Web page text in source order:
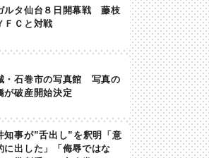
ルタ仙台８日開幕戦 藤枝
ＦＣと対戦
・石巻市の写真館 写真の
が破産開始決定
知事が”舌出し”を釈明「意
に出した」「侮辱ではな